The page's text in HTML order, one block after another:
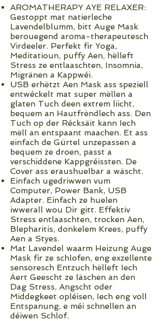
AROMATHERAPY AYE RELAXER:
Gestoppt mat natierleche
Lavendelblumm, bitt Auge Mask
berouegend aroma-therapeutesch
Virdeeler. Perfekt fir Yoga,
Meditatioun, puffy Aen, hëlleft
Stress ze entlaaschten, Insomnia,
Migränen a Kappwéi.
USB erhëtzt Aen Mask ass speziell
entwéckelt mat super mëllen a
glaten Tuch deen extrem liicht,
bequem an Hautfrëndlech ass. Den
Tuch op der Récksäit kann Iech
mëll an entspaant maachen. Et ass
einfach de Gürtel unzepassen a
bequem ze droen, passt a
verschiddene Kappgréissten. De
Cover ass eraushuelbar a wäscht.
Einfach ugedriwwen vum
Computer, Power Bank, USB
Adapter. Einfach ze huelen
iwwerall wou Dir gitt. Effektiv
Stress entlaaschten, trocken Aen,
Blepharitis, donkelem Krees, puffy
Aen a Styes.
Mat Lavendel waarm Heizung Auge
Mask fir ze schlofen, eng exzellente
sensoresch Entzuch hëlleft Iech
Äert Geescht ze läschen an den
Dag Stress, Angscht oder
Middegkeet opléisen, Iech eng voll
Entspanung, e méi schnellen an
déiwen Schlof.